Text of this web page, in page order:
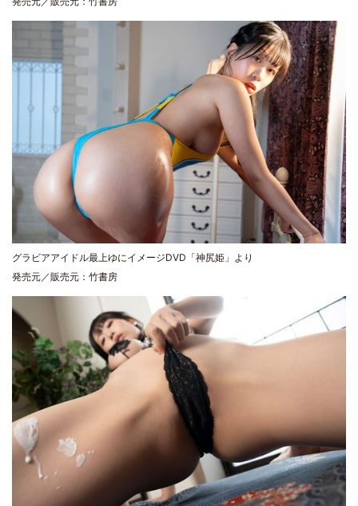
グラビアアイドル最上ゆにイメージDVD「神尻姫」より
発売元／販売元：竹書房